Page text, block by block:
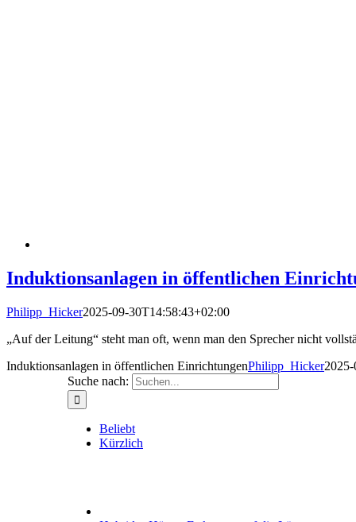
Induktionsanlagen in öffentlichen
Philipp_Hicker2025-09-30T14:58:43+02:00
„Auf der Leitung“ steht man oft, wenn man den Sprecher nicht
Induktionsanlagen in öffentlichen EinrichtungenPhilipp_Hicker
Suche nach:
Beliebt
Kürzlich